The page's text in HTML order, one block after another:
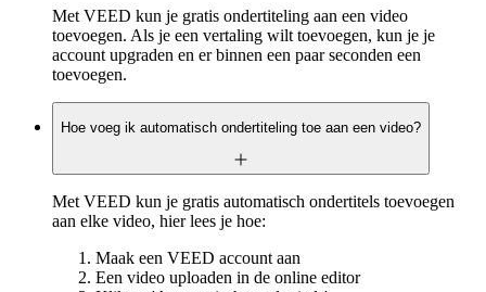
Met VEED kun je gratis ondertiteling aan een video
toevoegen. Als je een vertaling wilt toevoegen, kun je je
account upgraden en er binnen een paar seconden een
toevoegen.
Hoe voeg ik automatisch ondertiteling toe aan een video?
Met VEED kun je gratis automatisch ondertitels toevoegen
aan elke video, hier lees je hoe:
Maak een VEED account aan
Een video uploaden in de online editor